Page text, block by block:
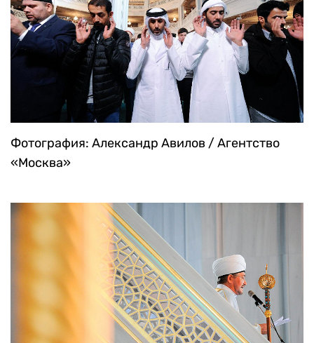
Фотография: Александр Авилов / Агентство
«Москва»